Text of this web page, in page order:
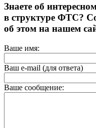
Знаете об
в структуре ФТС?
об этом на нашем
Ваше имя:
Ваш e-mail (для ответа)
Ваше сообщение: